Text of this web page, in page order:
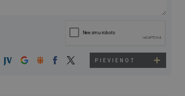
PIEVIENOT